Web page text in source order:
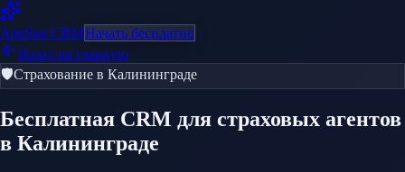
AppStarCRMНачать бесплатно
Назад на главную
🛡️Страхование в Калининграде
Бесплатная CRM для страховых агентов
в Калининграде